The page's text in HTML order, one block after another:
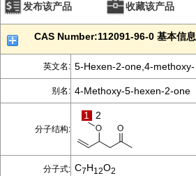
发布该产品 收藏该产品
CAS Number:112091-96-0 基本信息
英文名: 5-Hexen-2-one,4-methoxy-
别名: 4-Methoxy-5-hexen-2-one
分子结构:
1 2
分子式: C7H12O2